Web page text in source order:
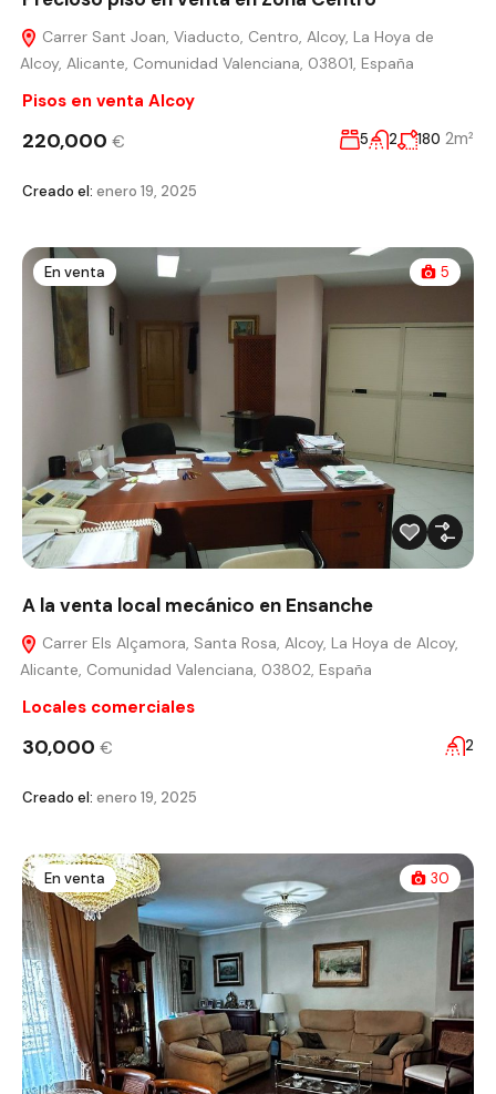
Carrer Sant Joan, Viaducto, Centro, Alcoy, La Hoya de
Alcoy, Alicante, Comunidad Valenciana, 03801, España
Pisos en venta Alcoy
220,000 € 5 2 180 2m²
Creado el: enero 19, 2025
En venta 5
A la venta local mecánico en Ensanche
Carrer Els Alçamora, Santa Rosa, Alcoy, La Hoya de Alcoy,
Alicante, Comunidad Valenciana, 03802, España
Locales comerciales
30,000 € 2
Creado el: enero 19, 2025
En venta 30